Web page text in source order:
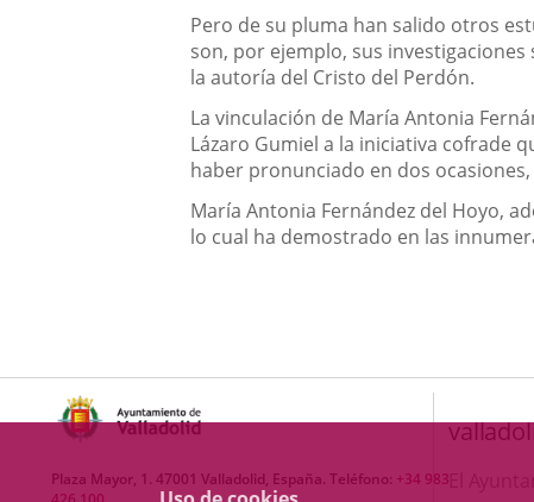
Pero de su pluma han salido otros
son, por ejemplo, sus
la autoría del Cristo del Perdón.
La vinculación de María Antonia
Lázaro Gumiel a la iniciativa cofrade
haber pronunciado en dos
María Antonia Fernández del Hoyo,
lo cual ha demostrado en las
Plaza Mayor, 1. 47001 Valladolid, España. Teléfono: +34 983